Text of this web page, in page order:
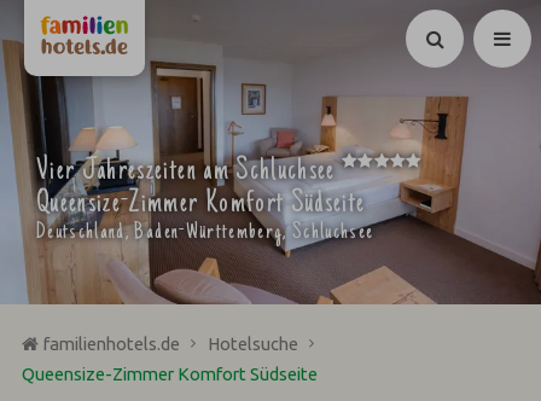
Suchen
Vier Jahreszeiten am Schluchsee *****
Queensize-Zimmer Komfort Südseite
Deutschland, Baden-Württemberg, Schluchsee
familienhotels.de
Hotelsuche
Queensize-Zimmer Komfort Südseite